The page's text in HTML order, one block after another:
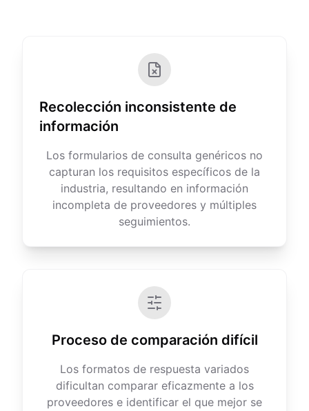
Recolección inconsistente de
información
Los formularios de consulta genéricos no
capturan los requisitos específicos de la
industria, resultando en información
incompleta de proveedores y múltiples
seguimientos.
Proceso de comparación difícil
Los formatos de respuesta variados
dificultan comparar eficazmente a los
proveedores e identificar el que mejor se